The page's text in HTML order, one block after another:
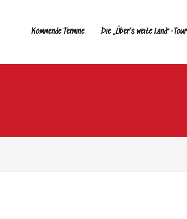
Kommende Termine Die „Über’s weite Land“-Tour